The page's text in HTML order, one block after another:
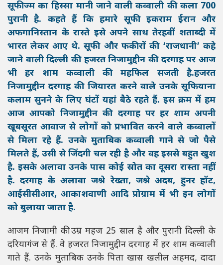
सूफीज्म का हिस्सा मानी जाने वाली कव्वाली की कला 700
पुरानी है. कहते हैं कि हमारे सूफी इकराम ईरान और
अफगानिस्तान के रास्ते इसे अपने साथ तेरहवीं शताब्दी में
भारत लेकर आए थे. सूफी और फकीरों की ‘राजधानी’ कहे
जाने वाली दिल्ली की हजरत निजामुद्दीन की दरगाह पर आज
भी हर शाम कव्वाली की महफिल सजती है.हजरत
निजामुद्दीन दरगाह की जियारत करने वाले उनके सूफियाना
कलाम सुनने के लिए घंटों यहां बैठे रहते हैं. इस क्रम में हम
आज आपको निजामुद्दीन की दरगाह पर हर शाम अपनी
खूबसूरत आवाज से लोगों को प्रभावित करने वाले कव्वालों
से मिला रहे हैं. उनके मुताबिक कव्वाली गाने से जो पैसे
मिलते हैं, उसी से जिंदगी चल रही है और वह इससे बहुत खुश
है. इसके अलावा उनके पास कोई स्रोत का दूसरा रास्ता नहीं
है. दरगाह के अलावा जश्ने रेख्ता, जश्ने अदब, हुनर हॉट,
आईसीसीआर, आकाशवाणी आदि प्रोग्राम में भी इन लोगों
को बुलाया जाता है.
आजम निजामी की उम्र महज 25 साल है और पुरानी दिल्ली के
दरियागंज से हैं. वे हजरत निजामुद्दीन दरगाह में हर शाम कव्वाली
गाते हैं. उनके मुताबिक उनके पिता खास खलील अहमद, दादा